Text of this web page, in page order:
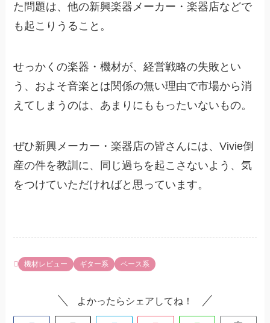
た問題は、他の新興楽器メーカー・楽器店などで
も起こりうること。
せっかくの楽器・機材が、経営戦略の失敗とい
う、およそ音楽とは関係の無い理由で市場から消
えてしまうのは、あまりにももったいないもの。
ぜひ新興メーカー・楽器店の皆さんには、Vivie倒
産の件を教訓に、同じ過ちを起こさないよう、気
をつけていただければと思っています。
機材レビュー ギター系 ベース系
よかったらシェアしてね！